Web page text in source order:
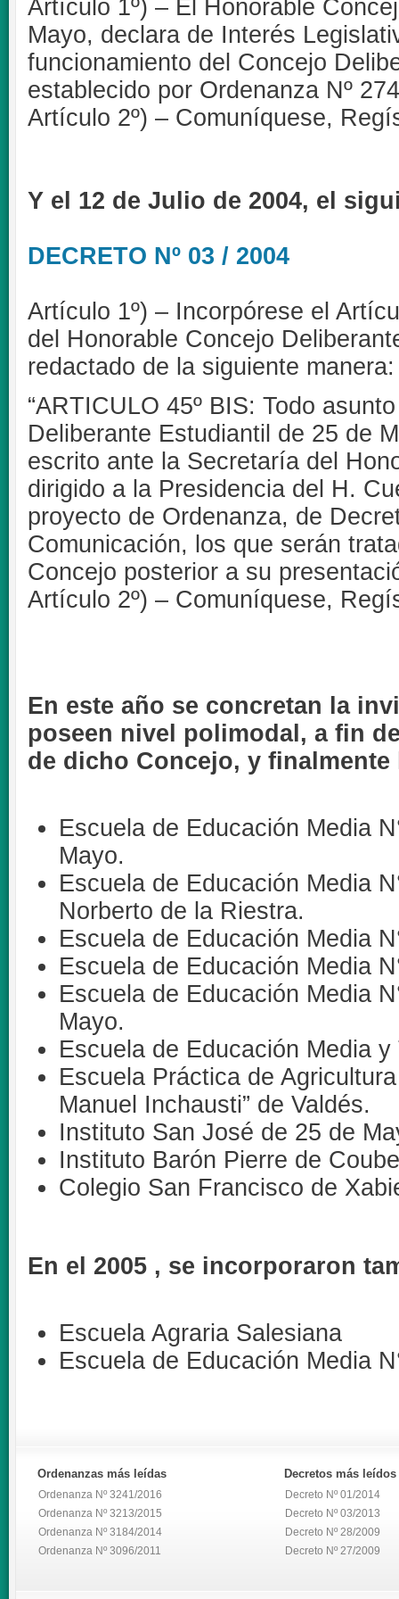
Artículo 1º) – El Honorable
Mayo, declara de Interés
funcionamiento del Concejo
establecido por Ordenanza Nº
Artículo 2º) – Comuníquese,
Y el 12 de Julio de 2004, el
DECRETO Nº 03 / 2004
Artículo 1º) – Incorpórese el
del Honorable Concejo
redactado de la siguiente manera:
“ARTICULO 45º BIS: Todo
Deliberante Estudiantil de 25 de
escrito ante la Secretaría del
dirigido a la Presidencia del H.
proyecto de Ordenanza, de
Comunicación, los que serán
Concejo posterior a su
Artículo 2º) – Comuníquese,
En este año se concretan la
poseen nivel polimodal, a fin
de dicho Concejo, y
Escuela de Educación Media
Mayo.
Escuela de Educación Media
Norberto de la Riestra.
Escuela de Educación Media
Escuela de Educación Media
Escuela de Educación Media
Mayo.
Escuela de Educación Media
Escuela Práctica de
Manuel Inchausti” de Valdés.
Instituto San José de 25 de
Instituto Barón Pierre de
Colegio San Francisco de
En el 2005 , se incorporaron
Escuela Agraria Salesiana
Escuela de Educación Media
Ordenanzas más leídas
Ordenanza Nº 3241/2016
Ordenanza Nº 3213/2015
Ordenanza Nº 3184/2014
Ordenanza Nº 3096/2011
Decretos más leídos
Decreto Nº 01/2014
Decreto Nº 03/2013
Decreto Nº 28/2009
Decreto Nº 27/2009